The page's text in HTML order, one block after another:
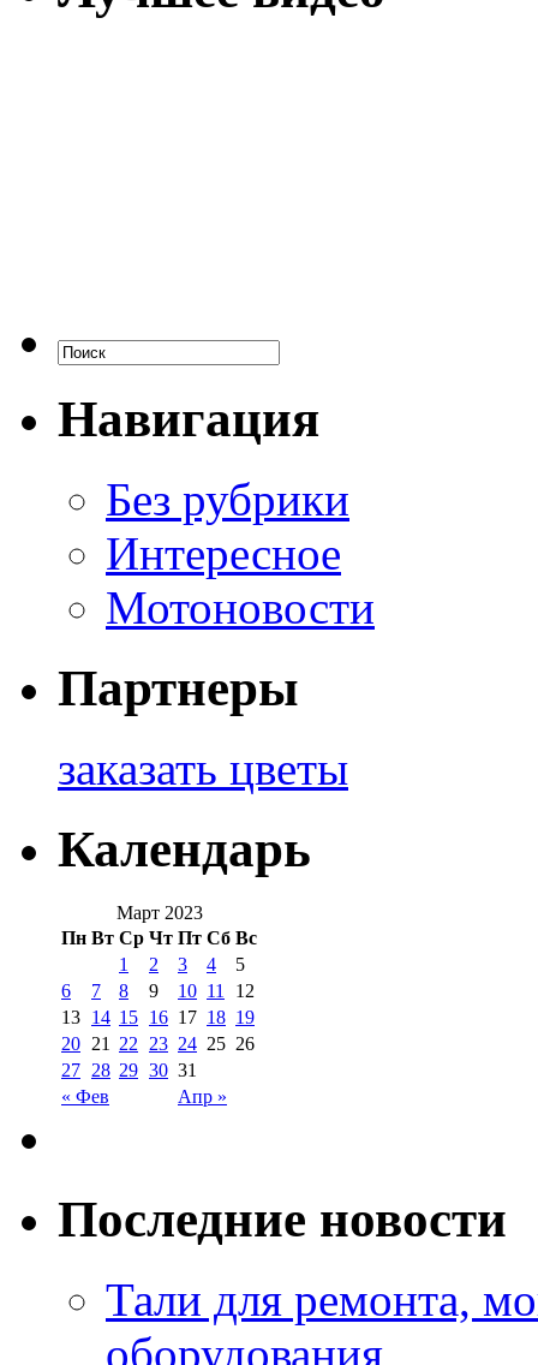
Навигация
Без рубрики
Интересное
Мотоновости
Партнеры
заказать цветы
Календарь
Март 2023
Пн Вт Ср Чт Пт Сб Вс
« Фев Апр »
1 2 3 4
5
6
7 8 9 10 11
12
13 14 15 16 17 18 19
20 21 22 23 24 25 26
27 28 29 30 31
Последние новости
Тали для ремонта,
оборудования